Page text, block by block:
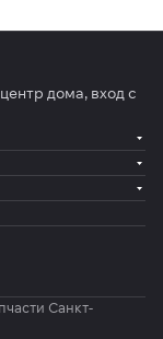
дома, вход с
Санкт-